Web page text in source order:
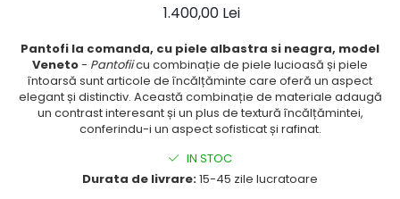
1.400,00 Lei
Pantofi la comanda, cu piele albastra si neagra, model
Veneto- Pantofiicu combinație de piele lucioasă și piele
întoarsă sunt articole de încălțăminte care oferă un aspect
elegant și distinctiv. Această combinație de materiale adaugă
un contrast interesant și un plus de textură încălțămintei,
conferindu-i un aspect sofisticat și rafinat.
IN STOC
Durata de livrare:15-45 zile lucratoare